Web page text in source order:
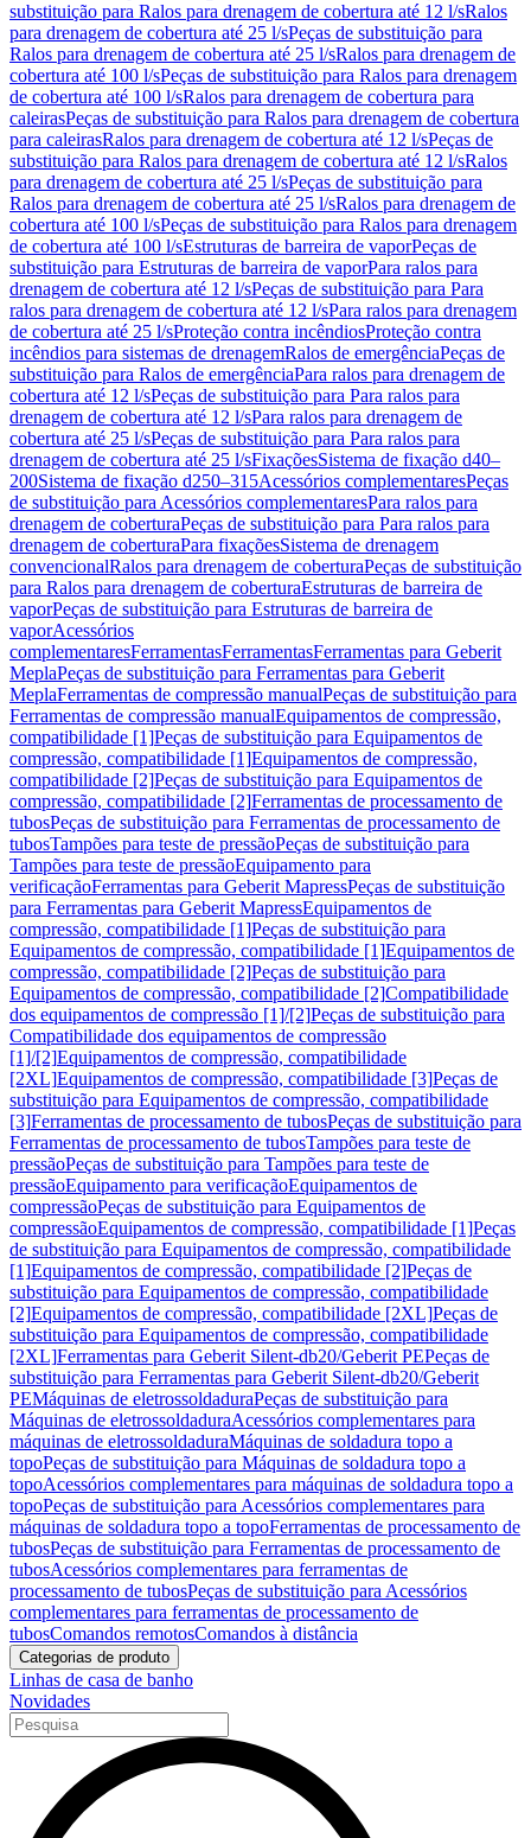
substituição para Ralos para drenagem de cobertura até 12 l/sRalos
para drenagem de cobertura até 25 l/sPeças de substituição para
Ralos para drenagem de cobertura até 25 l/sRalos para drenagem de
cobertura até 100 l/sPeças de substituição para Ralos para drenagem
de cobertura até 100 l/sRalos para drenagem de cobertura para
caleirasPeças de substituição para Ralos para drenagem de cobertura
para caleirasRalos para drenagem de cobertura até 12 l/sPeças de
substituição para Ralos para drenagem de cobertura até 12 l/sRalos
para drenagem de cobertura até 25 l/sPeças de substituição para
Ralos para drenagem de cobertura até 25 l/sRalos para drenagem de
cobertura até 100 l/sPeças de substituição para Ralos para drenagem
de cobertura até 100 l/sEstruturas de barreira de vaporPeças de
substituição para Estruturas de barreira de vaporPara ralos para
drenagem de cobertura até 12 l/sPeças de substituição para Para
ralos para drenagem de cobertura até 12 l/sPara ralos para drenagem
de cobertura até 25 l/sProteção contra incêndiosProteção contra
incêndios para sistemas de drenagemRalos de emergênciaPeças de
substituição para Ralos de emergênciaPara ralos para drenagem de
cobertura até 12 l/sPeças de substituição para Para ralos para
drenagem de cobertura até 12 l/sPara ralos para drenagem de
cobertura até 25 l/sPeças de substituição para Para ralos para
drenagem de cobertura até 25 l/sFixaçõesSistema de fixação d40–
200Sistema de fixação d250–315Acessórios complementaresPeças
de substituição para Acessórios complementaresPara ralos para
drenagem de coberturaPeças de substituição para Para ralos para
drenagem de coberturaPara fixaçõesSistema de drenagem
convencionalRalos para drenagem de coberturaPeças de substituição
para Ralos para drenagem de coberturaEstruturas de barreira de
vaporPeças de substituição para Estruturas de barreira de
vaporAcessórios
complementaresFerramentasFerramentasFerramentas para Geberit
MeplaPeças de substituição para Ferramentas para Geberit
MeplaFerramentas de compressão manualPeças de substituição para
Ferramentas de compressão manualEquipamentos de compressão,
compatibilidade [1]Peças de substituição para Equipamentos de
compressão, compatibilidade [1]Equipamentos de compressão,
compatibilidade [2]Peças de substituição para Equipamentos de
compressão, compatibilidade [2]Ferramentas de processamento de
tubosPeças de substituição para Ferramentas de processamento de
tubosTampões para teste de pressãoPeças de substituição para
Tampões para teste de pressãoEquipamento para
verificaçãoFerramentas para Geberit MapressPeças de substituição
para Ferramentas para Geberit MapressEquipamentos de
compressão, compatibilidade [1]Peças de substituição para
Equipamentos de compressão, compatibilidade [1]Equipamentos de
compressão, compatibilidade [2]Peças de substituição para
Equipamentos de compressão, compatibilidade [2]Compatibilidade
dos equipamentos de compressão [1]/[2]Peças de substituição para
Compatibilidade dos equipamentos de compressão
[1]/[2]Equipamentos de compressão, compatibilidade
[2XL]Equipamentos de compressão, compatibilidade [3]Peças de
substituição para Equipamentos de compressão, compatibilidade
[3]Ferramentas de processamento de tubosPeças de substituição para
Ferramentas de processamento de tubosTampões para teste de
pressãoPeças de substituição para Tampões para teste de
pressãoEquipamento para verificaçãoEquipamentos de
compressãoPeças de substituição para Equipamentos de
compressãoEquipamentos de compressão, compatibilidade [1]Peças
de substituição para Equipamentos de compressão, compatibilidade
[1]Equipamentos de compressão, compatibilidade [2]Peças de
substituição para Equipamentos de compressão, compatibilidade
[2]Equipamentos de compressão, compatibilidade [2XL]Peças de
substituição para Equipamentos de compressão, compatibilidade
[2XL]Ferramentas para Geberit Silent-db20/Geberit PEPeças de
substituição para Ferramentas para Geberit Silent-db20/Geberit
PEMáquinas de eletrossoldaduraPeças de substituição para
Máquinas de eletrossoldaduraAcessórios complementares para
máquinas de eletrossoldaduraMáquinas de soldadura topo a
topoPeças de substituição para Máquinas de soldadura topo a
topoAcessórios complementares para máquinas de soldadura topo a
topoPeças de substituição para Acessórios complementares para
máquinas de soldadura topo a topoFerramentas de processamento de
tubosPeças de substituição para Ferramentas de processamento de
tubosAcessórios complementares para ferramentas de
processamento de tubosPeças de substituição para Acessórios
complementares para ferramentas de processamento de
tubosComandos remotosComandos à distância
Categorias de produto
Linhas de casa de banho
Novidades